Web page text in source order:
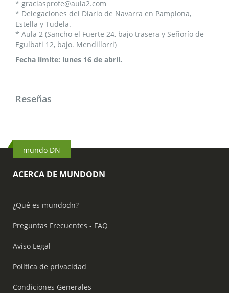
* graciasprofe@aula2.com
* Delegaciones del Diario de Navarra en Pamplona,
Estella y Tudela.
* Aula 2 (Sancho el Fuerte 24, bajo trasera y Señorío de
Egulbati 12, bajo. Mendillorri)
Fecha límite: lunes 16 de abril.
Reseñas
mundo DN
ACERCA DE MUNDODN
¿Qué es mundodn?
Preguntas Frecuentes - FAQ
Aviso Legal
Política de privacidad
Condiciones Generales